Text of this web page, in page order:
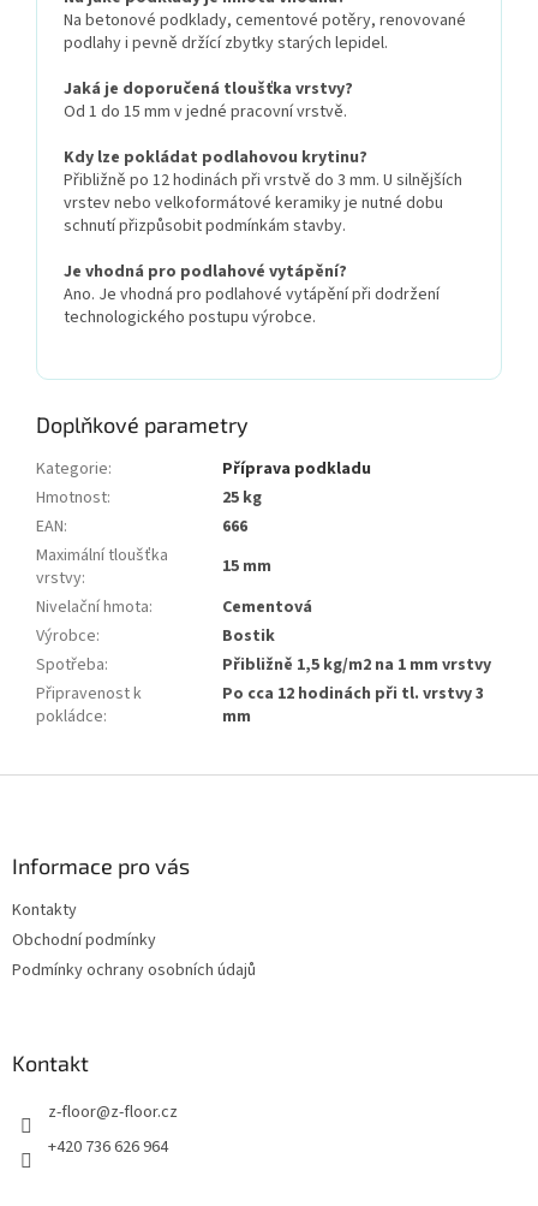
Na betonové podklady, cementové potěry, renovované
podlahy i pevně držící zbytky starých lepidel.
Jaká je doporučená tloušťka vrstvy?
Od 1 do 15 mm v jedné pracovní vrstvě.
Kdy lze pokládat podlahovou krytinu?
Přibližně po 12 hodinách při vrstvě do 3 mm. U silnějších
vrstev nebo velkoformátové keramiky je nutné dobu
schnutí přizpůsobit podmínkám stavby.
Je vhodná pro podlahové vytápění?
Ano. Je vhodná pro podlahové vytápění při dodržení
technologického postupu výrobce.
Doplňkové parametry
Kategorie:
Příprava podkladu
Hmotnost:
25 kg
EAN:
666
Maximální tloušťka
vrstvy:
15 mm
Nivelační hmota:
Cementová
Výrobce:
Bostik
Spotřeba:
Přibližně 1,5 kg/m2 na 1 mm vrstvy
Připravenost k
pokládce:
Po cca 12 hodinách při tl. vrstvy 3
mm
Informace pro vás
Kontakty
Obchodní podmínky
Podmínky ochrany osobních údajů
Kontakt
z-floor@z-floor.cz
+420 736 626 964